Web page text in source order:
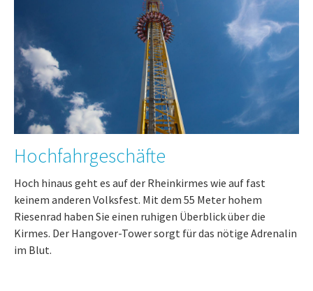
Hochfahrgeschäfte
Hoch hinaus geht es auf der Rheinkirmes wie auf fast
keinem anderen Volksfest. Mit dem 55 Meter hohem
Riesenrad haben Sie einen ruhigen Überblick über die
Kirmes. Der Hangover-Tower sorgt für das nötige Adrenalin
im Blut.